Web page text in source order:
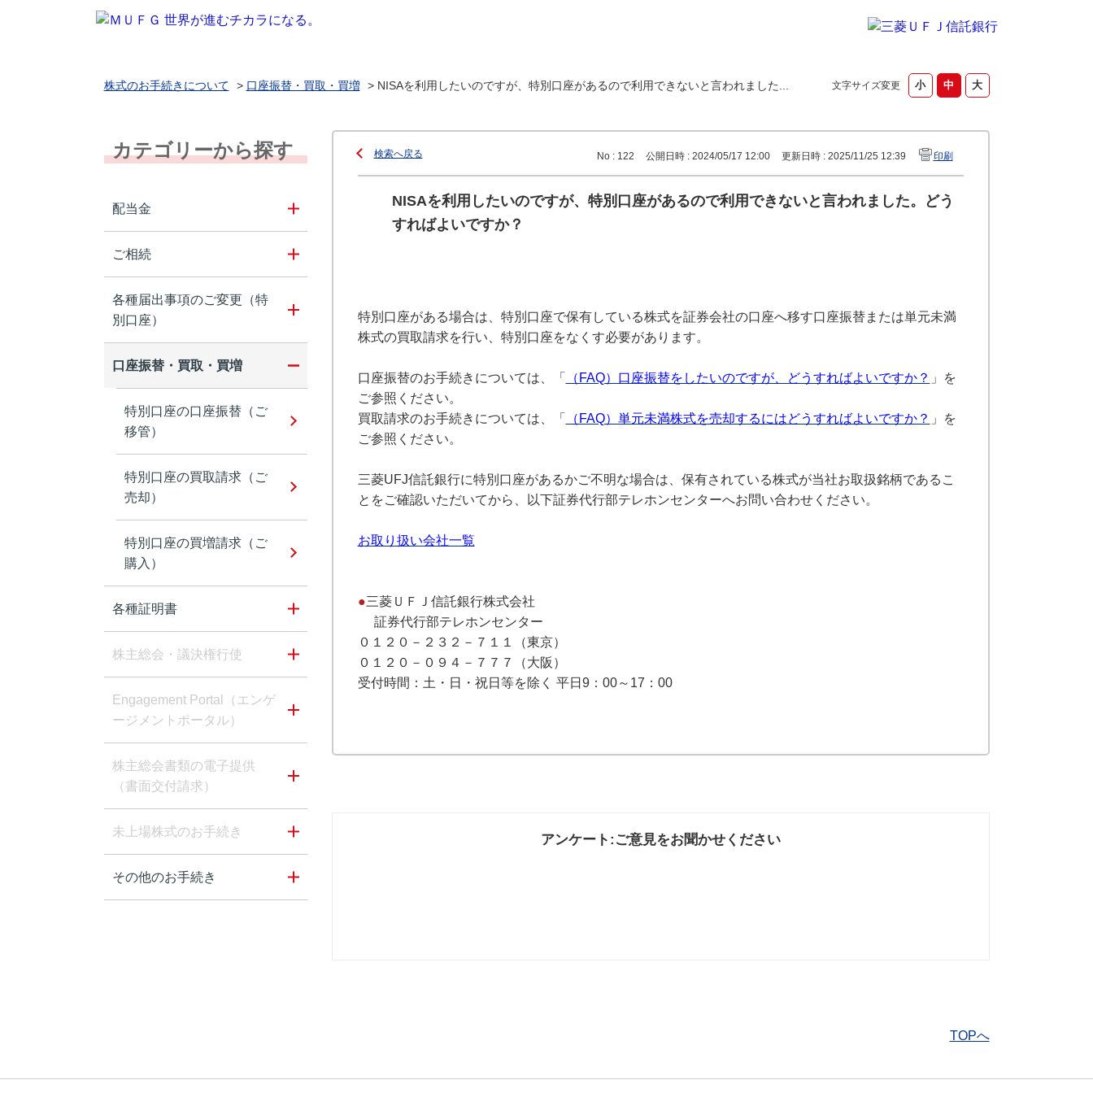
文字サイズ変更
株式のお手続きについて > 口座振替・買取・買増 > NISAを利用したいのですが、特別口座があるので利用できないと言われました...
カテゴリーから探す
配当金
ご相続
各種届出事項のご変更（特
別口座）
口座振替・買取・買増
特別口座の口座振替（ご
移管）
特別口座の買取請求（ご
売却）
特別口座の買増請求（ご
購入）
各種証明書
株主総会・議決権行使
Engagement Portal（エンゲ
ージメントポータル）
株主総会書類の電子提供
（書面交付請求）
未上場株式のお手続き
その他のお手続き
検索へ戻る No : 122 公開日時 : 2024/05/17 12:00 更新日時 : 2025/11/25 12:39 印刷
NISAを利用したいのですが、特別口座があるので利用できないと言われました。どう
すればよいですか？
特別口座がある場合は、特別口座で保有している株式を証券会社の口座へ移す口座振替または単元未満
株式の買取請求を行い、特別口座をなくす必要があります。
口座振替のお手続きについては、「 （FAQ）口座振替をしたいのですが、どうすればよいですか？ 」を
ご参照ください。
買取請求のお手続きについては、「
（FAQ）単元未満株式を売却するにはどうすればよいですか？ 」を
ご参照ください。
三菱UFJ信託銀行に特別口座があるかご不明な場合は、保有されている株式が当社お取扱銘柄であるこ
とをご確認いただいてから、以下証券代行部テレホンセンターへお問い合わせください。
お取り扱い会社一覧
●三菱ＵＦＪ信託銀行株式会社
証券代行部テレホンセンター
０１２０－２３２－７１１（東京）
０１２０－０９４－７７７（大阪）
受付時間：土・日・祝日等を除く 平日9：00～17：00
アンケート:ご意見をお聞かせください
TOPへ